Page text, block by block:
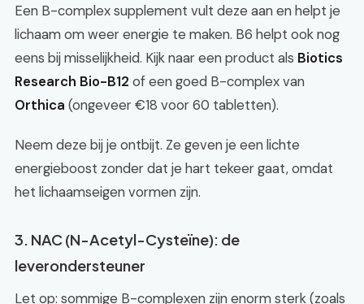
Een B-complex supplement vult deze aan en helpt je
lichaam om weer energie te maken. B6 helpt ook nog
eens bij misselijkheid. Kijk naar een product als Biotics
Research Bio-B12 of een goed B-complex van
Orthica (ongeveer €18 voor 60 tabletten).
Neem deze bij je ontbijt. Ze geven je een lichte
energieboost zonder dat je hart tekeer gaat, omdat
het lichaamseigen vormen zijn.
3. NAC (N-Acetyl-Cysteïne): de
leverondersteuner
Let op: sommige B-complexen zijn enorm sterk (zoals